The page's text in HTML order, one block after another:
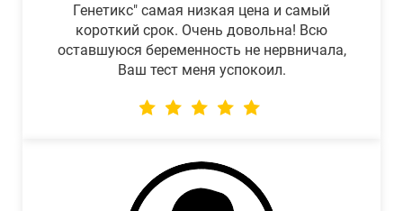
Генетикс" самая низкая цена и самый
короткий срок. Очень довольна! Всю
оставшуюся беременность не нервничала,
Ваш тест меня успокоил.